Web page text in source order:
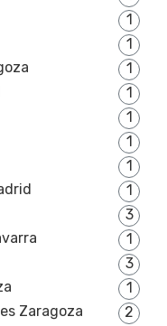
1
1
1
1
1
1
1
1
3
1
3
1
Zaragoza
2